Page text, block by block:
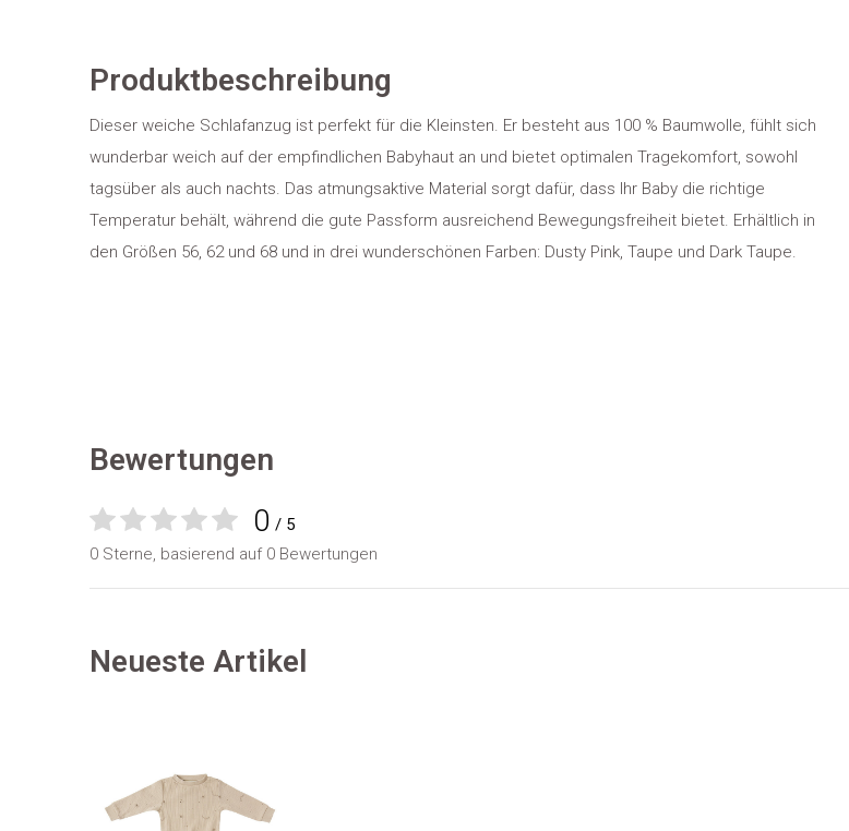
Produktbeschreibung
Dieser weiche Schlafanzug ist perfekt für die Kleinsten. Er besteht aus 100 % Baumwolle, fühlt sich
wunderbar weich auf der empfindlichen Babyhaut an und bietet optimalen Tragekomfort, sowohl
tagsüber als auch nachts. Das atmungsaktive Material sorgt dafür, dass Ihr Baby die richtige
Temperatur behält, während die gute Passform ausreichend Bewegungsfreiheit bietet. Erhältlich in
den Größen 56, 62 und 68 und in drei wunderschönen Farben: Dusty Pink, Taupe und Dark Taupe.
Bewertungen
0 / 5
0 Sterne, basierend auf 0 Bewertungen
Neueste Artikel